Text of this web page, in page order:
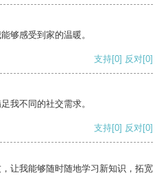
够感受到家的温暖。
支持[0] 反对[0]
我不同的社交需求。
支持[0] 反对[0]
让我能够随时随地学习新知识，拓宽